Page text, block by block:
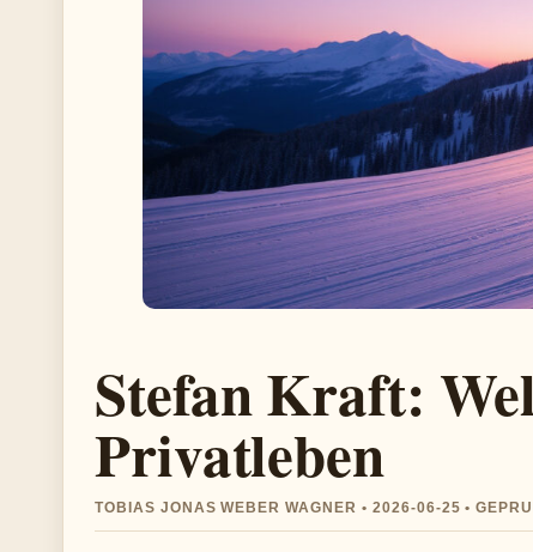
Stefan Kraft:
Privatleben
TOBIAS JONAS WEBER WAGNER • 2026-06-25 •